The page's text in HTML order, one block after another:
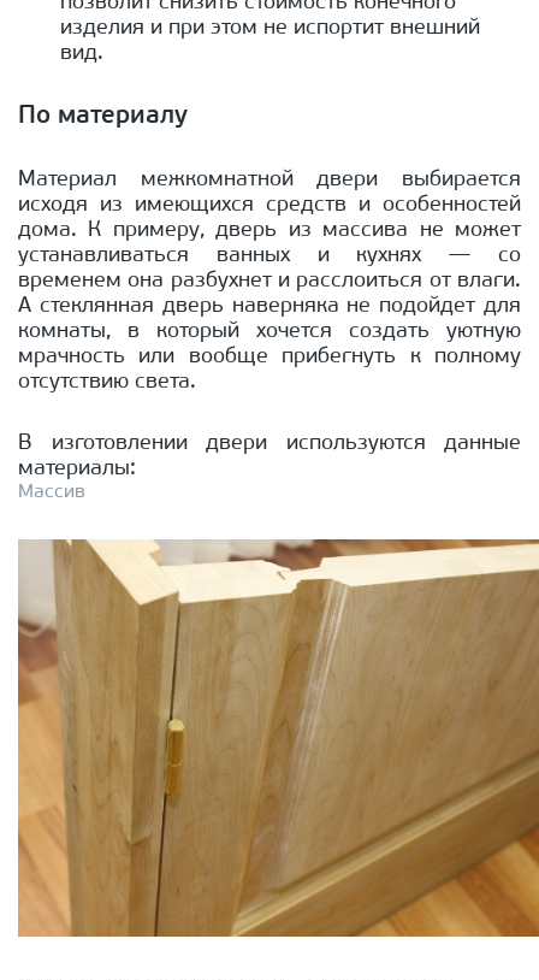
изделия и при этом не испортит внешний
вид.
По материалу
Материал межкомнатной двери выбирается
исходя из имеющихся средств и особенностей
дома. К примеру, дверь из массива не может
устанавливаться ванных и кухнях — со
временем она разбухнет и расслоиться от влаги.
А стеклянная дверь наверняка не подойдет для
комнаты, в который хочется создать уютную
мрачность или вообще прибегнуть к полному
отсутствию света.
В изготовлении двери используются данные
материалы:
Массив